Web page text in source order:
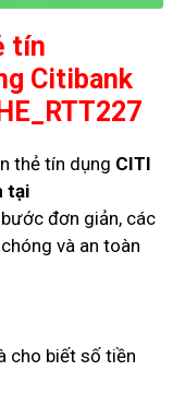
tín
Citibank
thẻ tín dụng CITI
tại
đơn giản, các
và an toàn
cho biết số tiền